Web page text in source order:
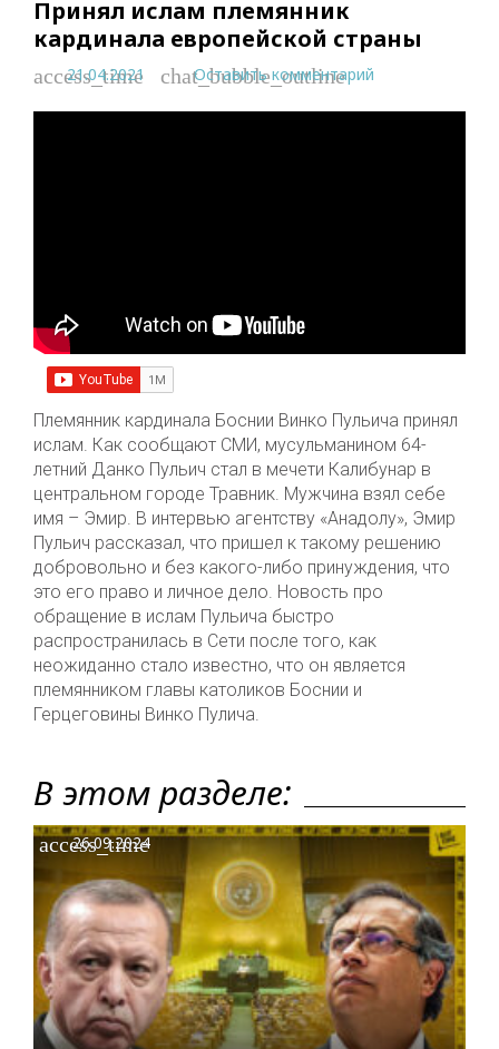
Принял ислам племянник
кардинала европейской страны
access_time
21.04.2021 chat_bubble_outline
Оставить комментарий
Племянник кардинала Боснии Винко Пульича принял
ислам. Как сообщают СМИ, мусульманином 64-
летний Данко Пульич стал в мечети Калибунар в
центральном городе Травник. Мужчина взял себе
имя – Эмир. В интервью агентству «Анадолу», Эмир
Пульич рассказал, что пришел к такому решению
добровольно и без какого-либо принуждения, что
это его право и личное дело. Новость про
обращение в ислам Пульича быстро
распространилась в Сети после того, как
неожиданно стало известно, что он является
племянником главы католиков Боснии и
Герцеговины Винко Пулича.
В этом разделе:
access_time
26.09.2024